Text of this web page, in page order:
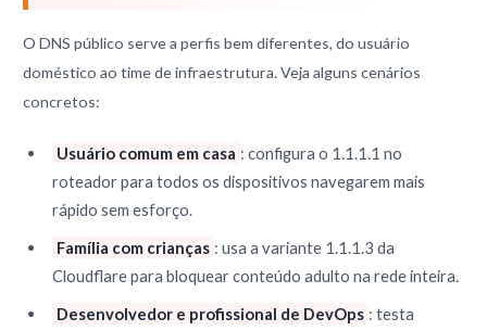
O DNS público serve a perfis bem diferentes, do usuário
doméstico ao time de infraestrutura. Veja alguns cenários
concretos:
Usuário comum em casa : configura o 1.1.1.1 no
roteador para todos os dispositivos navegarem mais
rápido sem esforço.
Família com crianças : usa a variante 1.1.1.3 da
Cloudflare para bloquear conteúdo adulto na rede inteira.
Desenvolvedor e profissional de DevOps : testa